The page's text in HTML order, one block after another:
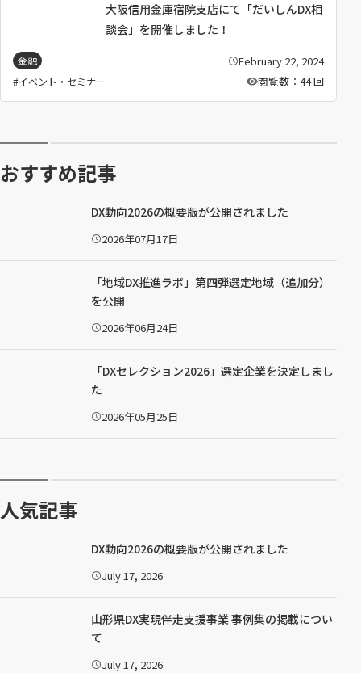
者
：
大阪信用金庫宿院支店にて「だいしんDX相
談会」を開催しました！
金融
イベント・セミナー
公
日
February 22, 2024
閲覧数：44 回
おすすめ記事
DX動向2026の概要版が公開されました
公
日
2026年07月17日
「地域DX推進ラボ」第四弾選定地域（追加分）
を公開
公
日
2026年06月24日
「DXセレクション2026」選定企業を決定しまし
た
公
日
2026年05月25日
人気記事
DX動向2026の概要版が公開されました
公
日
July 17, 2026
山形県DX実現伴走支援事業 事例集の掲載につい
て
公
July 17, 2026